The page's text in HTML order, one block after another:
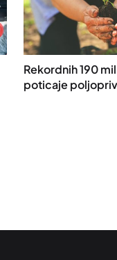
Rekordnih 190
poticaje